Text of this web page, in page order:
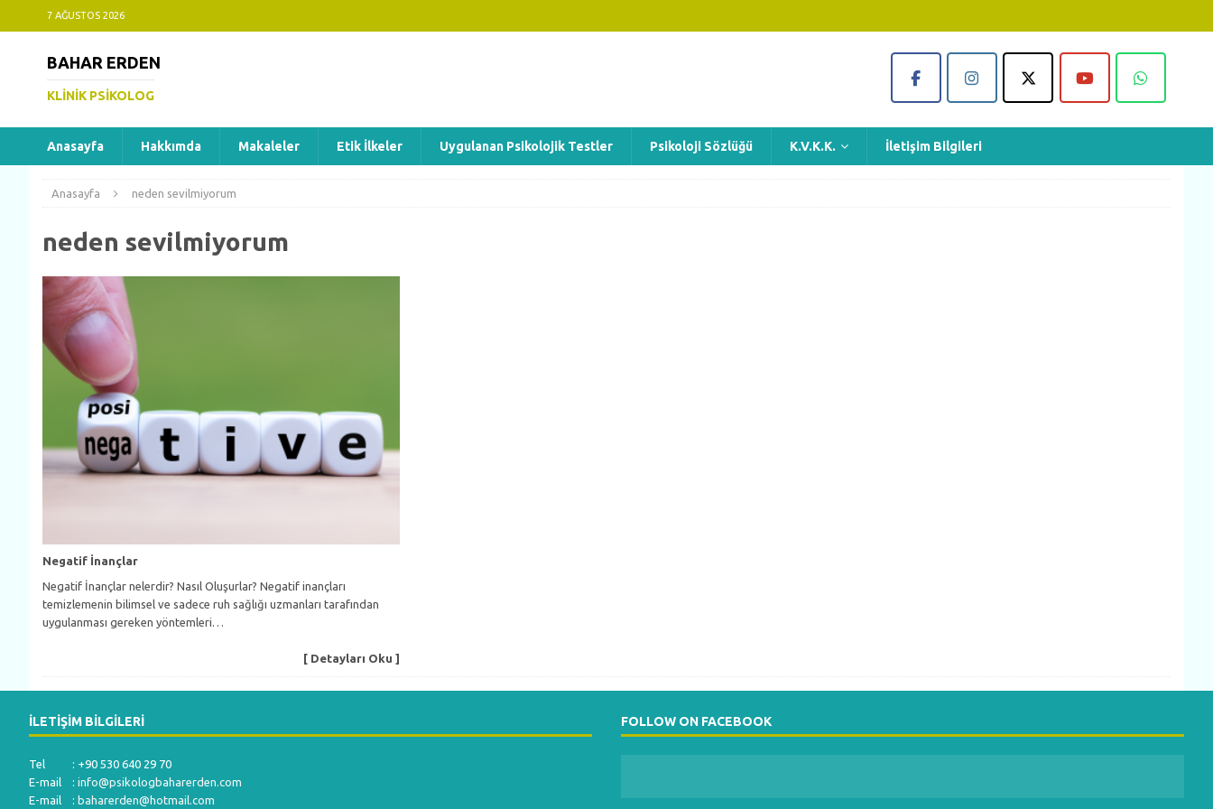
7 AĞUSTOS 2026
BAHAR ERDEN
KLINIK PSIKOLOG
Anasayfa Hakkımda Makaleler Etik İlkeler Uygulanan Psikolojik Testler Psikoloji Sözlüğü K.V.K.K. İletişim Bilgileri
Anasayfa neden sevilmiyorum
neden sevilmiyorum
Negatif İnançlar
Negatif İnançlar nelerdir? Nasıl Oluşurlar? Negatif inançları
temizlemenin bilimsel ve sadece ruh sağlığı uzmanları tarafından
uygulanması gereken yöntemleri…
[ Detayları Oku ]
İLETIŞIM BILGILERI
Tel : +90 530 640 29 70
E-mail : info@psikologbaharerden.com
E-mail : baharerden@hotmail.com
FOLLOW ON FACEBOOK